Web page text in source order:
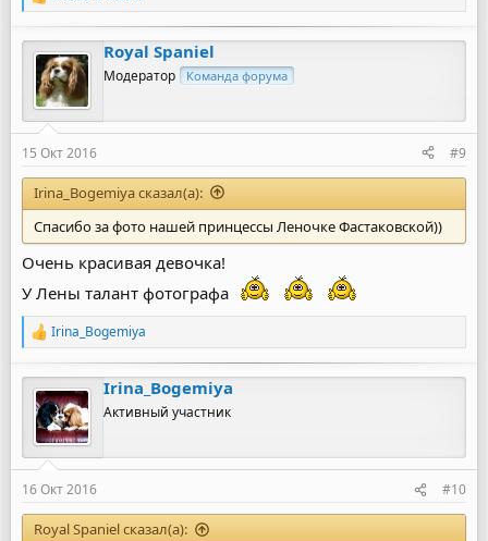
а
к
и
и
:
Royal Spaniel
Модератор Команда форума
15 Окт 2016 #9
Irina_Bogemiya сказал(а):
Спасибо за фото нашей принцессы Леночке Фастаковской))
Очень красивая девочка!
У Лены талант фотографа
Р
а
к
ц
и
и
:
Irina_Bogemiya
Irina_Bogemiya
Активный участник
16 Окт 2016 #10
Royal Spaniel сказал(а):